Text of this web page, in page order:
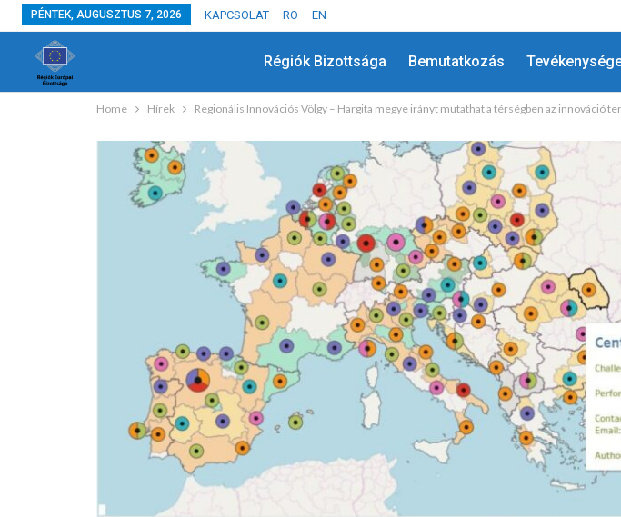
PÉNTEK, AUGUSZTUS 7, 2026 KAPCSOLAT RO EN
Régiók Bizottsága Bemutatkozás
Home Hírek Regionális Innovációs Völgy – Hargita megye irányt mutathat a térségben az innováció
HÍREK
Együtt Ültettük El A Jövő Fáit!
JÚL 3, 2024 0 MÁJ 7, 2025